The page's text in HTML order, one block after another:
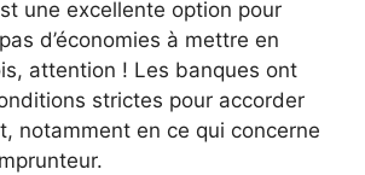
une excellente option pour
d’économies à mettre en
attention ! Les banques ont
strictes pour accorder
notamment en ce qui concerne